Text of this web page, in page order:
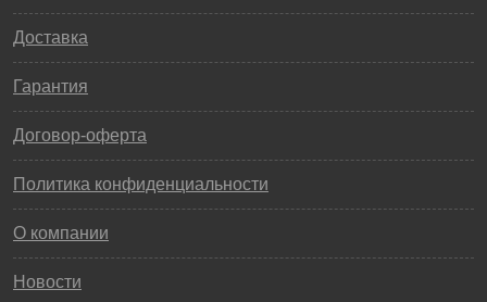
Доставка
Гарантия
Договор-оферта
Политика конфиденциальности
О компании
Новости